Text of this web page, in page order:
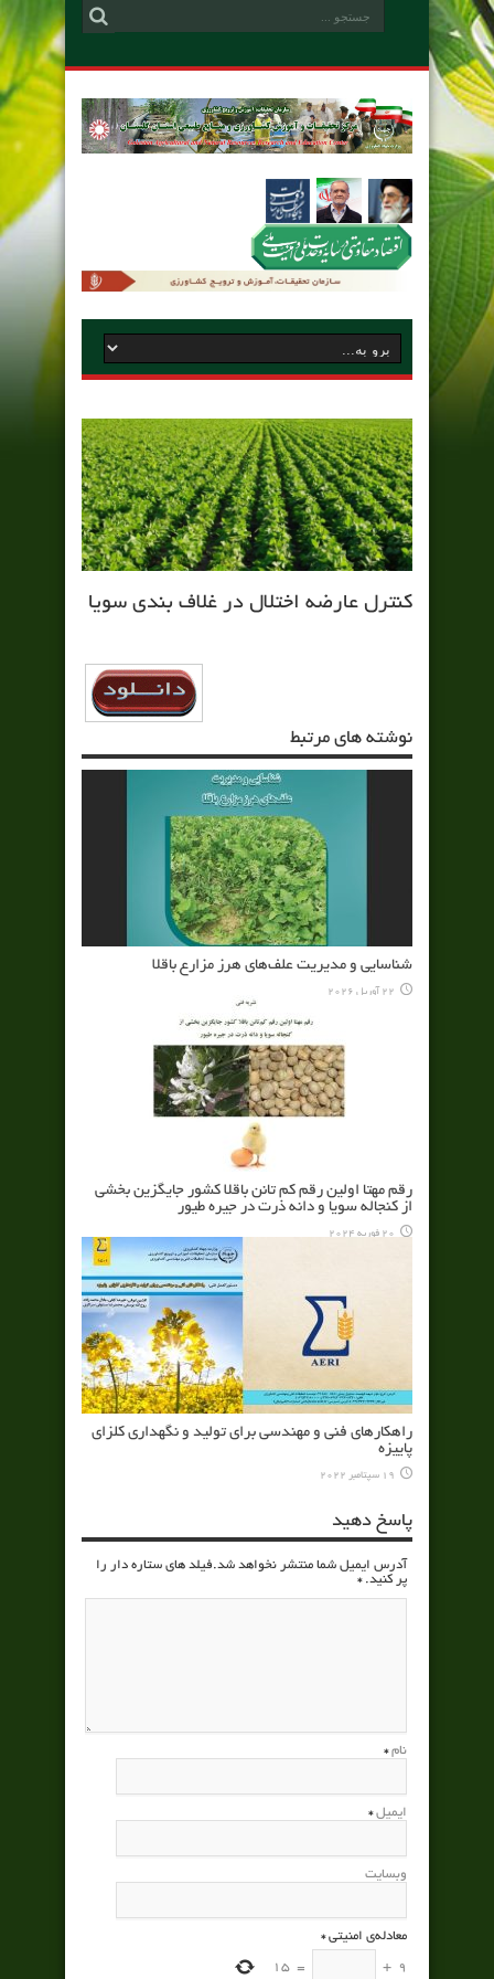
کنترل عارضه اختلال در غلاف بندي سویا
نوشته های مرتبط
شناسایی و مدیریت علف‌های هرز مزارع باقلا
22 آوریل 2026
رقم مهتا اولين رقم كم تانن باقلا كشور جايگزين بخشي
از كنجاله سويا و دانه ذرت در جيره طيور
20 فوریه 2024
راهکارهای فنی و مهندسی برای تولید و نگهداری کلزای
پاییزه
19 سپتامبر 2022
پاسخ دهید
آدرس ایمیل شما منتشر نخواهد شد.فیلد های ستاره دار را
پر کنید.*
نام *
ایمیل *
وبسایت
معادله‌ی امنیتی*
9
+
=
15